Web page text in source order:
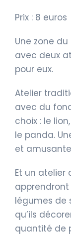
Prix : 8 euros
Une zone
avec deux
pour eux.
Atelier
avec du
choix : le
le panda.
et
Et un atelier
légumes de
qu’ils
quantité de